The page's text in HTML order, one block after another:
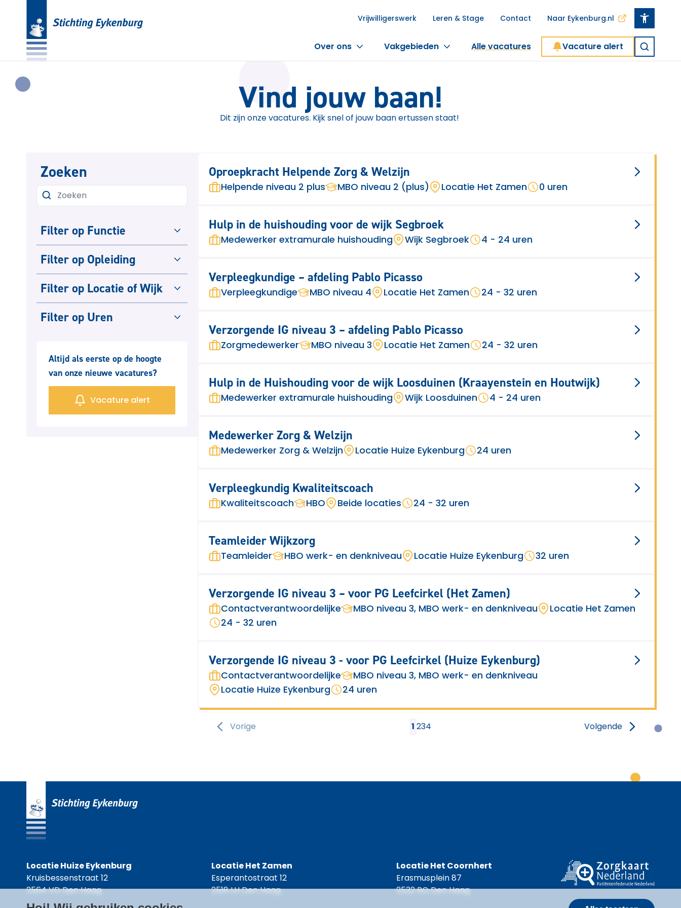
Vrijwilligerswerk Leren & Stage Contact Naar Eykenburg.nl
Over ons Vakgebieden Alle vacatures Vacature alert
Vind jouw baan!
Dit zijn onze vacatures. Kijk snel of jouw baan ertussen staat!
Zoeken
Filter op Functie
Filter op Opleiding
Filter op Locatie of Wijk
Filter op Uren
Altijd als eerste op de hoogte
van onze nieuwe vacatures?
Vacature alert
Oproepkracht Helpende Zorg & Welzijn
Helpende niveau 2 plus MBO niveau 2 (plus) Locatie Het Zamen 0 uren
Hulp in de huishouding voor de wijk Segbroek
Medewerker extramurale huishouding Wijk Segbroek 4 - 24 uren
Verpleegkundige – afdeling Pablo Picasso
Verpleegkundige MBO niveau 4 Locatie Het Zamen 24 - 32 uren
Verzorgende IG niveau 3 – afdeling Pablo Picasso
Zorgmedewerker MBO niveau 3 Locatie Het Zamen 24 - 32 uren
Hulp in de Huishouding voor de wijk Loosduinen (Kraayenstein en Houtwijk)
Medewerker extramurale huishouding Wijk Loosduinen 4 - 24 uren
Medewerker Zorg & Welzijn
Medewerker Zorg & Welzijn Locatie Huize Eykenburg 24 uren
Verpleegkundig Kwaliteitscoach
Kwaliteitscoach HBO Beide locaties 24 - 32 uren
Teamleider Wijkzorg
Teamleider HBO werk- en denkniveau Locatie Huize Eykenburg 32 uren
Verzorgende IG niveau 3 – voor PG Leefcirkel (Het Zamen)
Contactverantwoordelijke MBO niveau 3, MBO werk- en denkniveau
Locatie Het Zamen
24 - 32 uren
Verzorgende IG niveau 3 - voor PG Leefcirkel (Huize Eykenburg)
Contactverantwoordelijke
MBO niveau 3, MBO werk- en denkniveau
Locatie Huize Eykenburg
24 uren
Vorige 1 234 Volgende
Locatie Huize Eykenburg
Kruisbessenstraat 12
2564 VD Den Haag
Locatie Het Zamen
Esperantostraat 12
2518 LH Den Haag
Locatie Het Coornhert
Erasmusplein 87
2532 RG Den Haag